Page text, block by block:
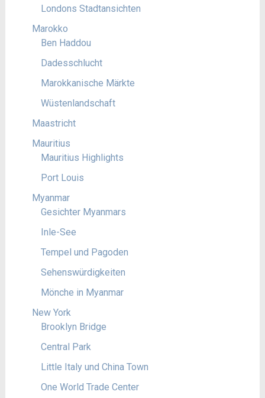
Londons Stadtansichten
Marokko
Ben Haddou
Dadesschlucht
Marokkanische Märkte
Wüstenlandschaft
Maastricht
Mauritius
Mauritius Highlights
Port Louis
Myanmar
Gesichter Myanmars
Inle-See
Tempel und Pagoden
Sehenswürdigkeiten
Mönche in Myanmar
New York
Brooklyn Bridge
Central Park
Little Italy und China Town
One World Trade Center